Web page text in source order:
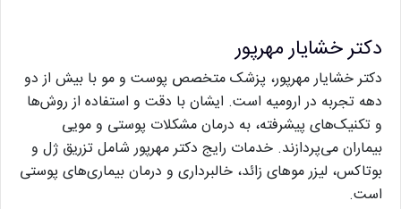
دکتر خشایار مهرپور
دکتر خشایار مهرپور، پزشک متخصص پوست و مو با بیش از دو
دهه تجربه در ارومیه است. ایشان با دقت و استفاده از روش‌ها
و تکنیک‌های پیشرفته، به درمان مشکلات پوستی و مویی
بیماران می‌پردازند. خدمات رایج دکتر مهرپور شامل تزریق ژل و
بوتاکس، لیزر موهای زائد، خالبرداری و درمان بیماری‌های پوستی
است.